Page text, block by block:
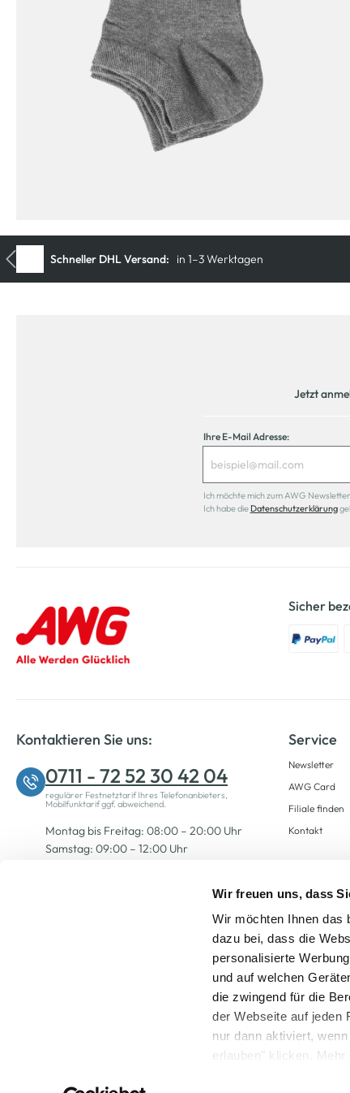
Wir freuen uns, dass
Wir möchten Ihnen das
dazu bei, dass die
personalisierte
und auf welchen
die zwingend für die
der Webseite auf jeden
nur dann aktiviert,
erlauben" klicken.
Jetzt
Ihre E-Mail Adresse:
Ich möchte mich zum AWG
Ich habe die Datenschutzerklärung
Sicher
Kontaktieren Sie uns:
0711 - 72 52 30 42 04
regulärer Festnetztarif Ihres Telefonanbieters,
Mobilfunktarif ggf. abweichend.
Montag bis Freitag: 08:00 – 20:00 Uhr
Samstag: 09:00 – 12:00 Uhr
Service
Newsletter
AWG Card
Filiale finden
Kontakt
Alle Preise